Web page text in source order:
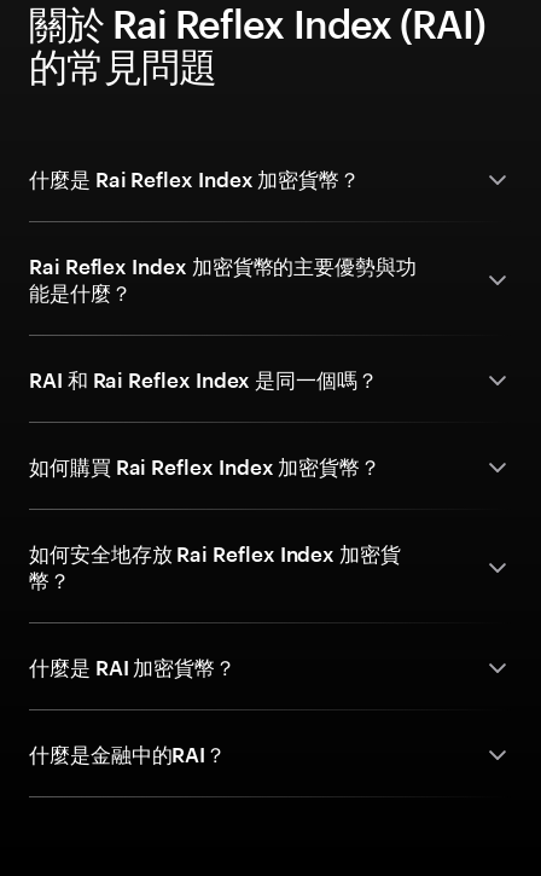
關於 Rai Reflex Index (RAI)
的常見問題
什麼是 Rai Reflex Index 加密貨幣？
Rai Reflex Index 加密貨幣的主要優勢與功
能是什麼？
RAI 和 Rai Reflex Index 是同一個嗎？
如何購買 Rai Reflex Index 加密貨幣？
如何安全地存放 Rai Reflex Index 加密貨
幣？
什麼是 RAI 加密貨幣？
什麼是金融中的RAI？